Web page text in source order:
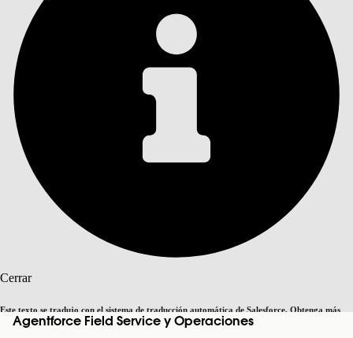
Cerrar
Este texto se tradujo con el sistema de traducción automática de Salesforce. Obtenga más
detallesaquí. Cambiar a inglés Ahora no
Agentforce Field Service y Operaciones
Índice de materias
ÍNDICE DE MATERIAS
Buscar